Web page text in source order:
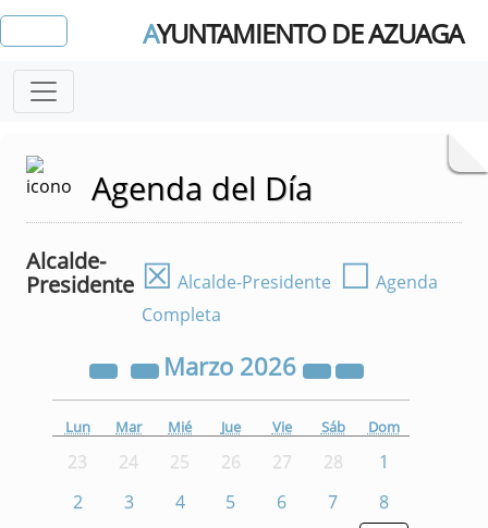
AYUNTAMIENTO DE AZUAGA
Agenda del Día
Alcalde-
Presidente ☒ Alcalde-Presidente ☐ Agenda
Completa
Marzo 2026
Lun Mar Mié Jue Vie Sáb Dom
23 24 25 26 27 28
1
2
3 4 5 6 7
8